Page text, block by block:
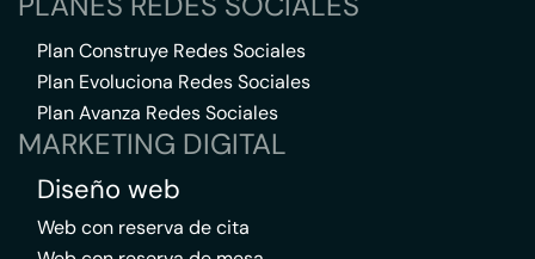
Plan Construye Redes Sociales
Plan Evoluciona Redes Sociales
Plan Avanza Redes Sociales
MARKETING DIGITAL
Diseño web
Web con reserva de cita